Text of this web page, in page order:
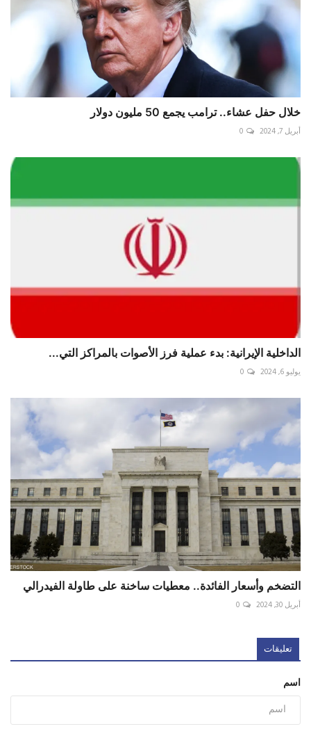
خلال حفل عشاء.. ترامب يجمع 50 مليون دولار
أبريل 7, 2024 0
الداخلية الإيرانية: بدء عملية فرز الأصوات بالمراكز التي...
يوليو 6, 2024 0
التضخم وأسعار الفائدة.. معطيات ساخنة على طاولة الفيدرالي
أبريل 30, 2024 0
تعليقات
اسم